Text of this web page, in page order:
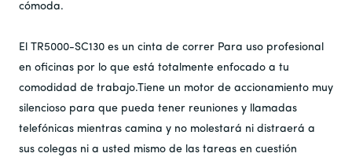
cómoda.
El TR5000-SC130 es un cinta de correr Para uso profesional
en oficinas por lo que está totalmente enfocado a tu
comodidad de trabajo.Tiene un motor de accionamiento muy
silencioso para que pueda tener reuniones y llamadas
telefónicas mientras camina y no molestará ni distraerá a
sus colegas ni a usted mismo de las tareas en cuestión